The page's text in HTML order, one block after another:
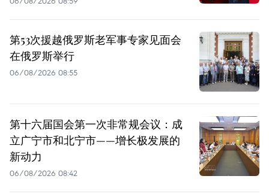
第53次援越俄罗斯老军事专家见面会
在俄罗斯举行
06/08/2026 08:55
第十六届国会第一次非常规会议：成
立广宁市和北宁市——增长极发展的
新动力
06/08/2026 08:42